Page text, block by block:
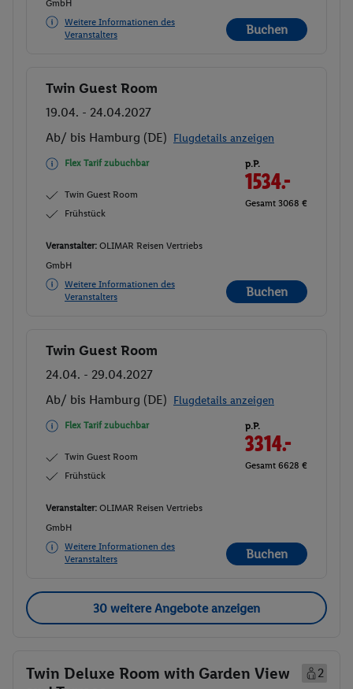
GmbH
Weitere Informationen des
Veranstalters
Buchen
Buchen
Twin Guest Room
19.04. - 24.04.2027
Ab/ bis Hamburg (DE) Flugdetails anzeigen
Flex Tarif zubuchbar
Twin Guest Room
Frühstück
p.P.
1534.-
Gesamt 3068 €
Veranstalter: OLIMAR Reisen Vertriebs
GmbH
Weitere Informationen des
Veranstalters
Buchen
Buchen
Twin Guest Room
24.04. - 29.04.2027
Ab/ bis Hamburg (DE) Flugdetails anzeigen
Flex Tarif zubuchbar
Twin Guest Room
Frühstück
p.P.
3314.-
Gesamt 6628 €
Veranstalter: OLIMAR Reisen Vertriebs
GmbH
Weitere Informationen des
Veranstalters
Buchen
30 weitere Angebote anzeigen
Twin Deluxe Room with Garden View
2